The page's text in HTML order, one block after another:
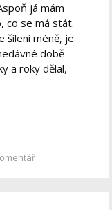
já mám
co se má stát.
šílení méně, je
době
a roky dělal,